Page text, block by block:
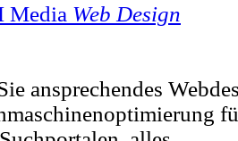
Media Web Design
ansprechendes